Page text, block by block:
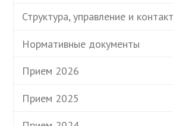
Структура, управление и
Нормативные документы
Прием 2026
Прием 2025